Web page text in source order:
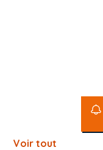
Voir tout